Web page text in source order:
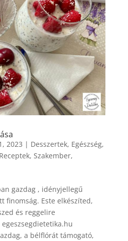
2023 | Desszertek, Egészség,
Receptek, Szakember,
gazdag , idényjellegű
finomság. Este elkészíted,
és reggelire
a bélflórát támogató,